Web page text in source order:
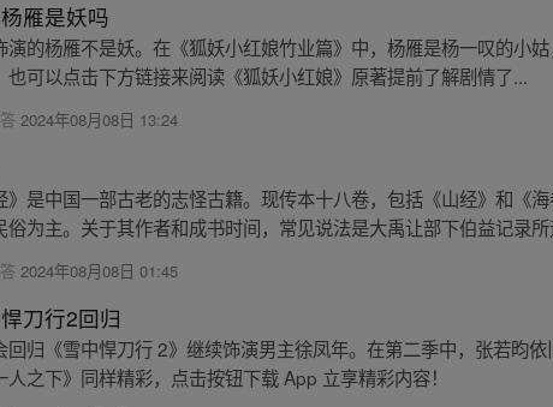
雁是妖吗
演的杨雁不是妖。在《狐妖小红娘竹业篇》中，杨雁是杨一叹的小
也可以点击下方链接来阅读《狐妖小红娘》原著提前了解剧情了...
答2024年08月08日 13:24
》是中国一部古老的志怪古籍。现传本十八卷，包括《山经》和
俗为主。关于其作者和成书时间，常见说法是大禹让部下伯益记录
2024年08月08日 01:45
刀行2回归
回归《雪中悍刀行 2》继续饰演男主徐凤年。在第二季中，张若昀
人之下》同样精彩，点击按钮下载 App 立享精彩内容！